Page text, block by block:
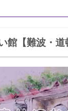
【難波・道